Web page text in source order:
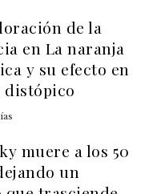
de la
en La naranja
y su efecto en
distópico
muere a los 50
un